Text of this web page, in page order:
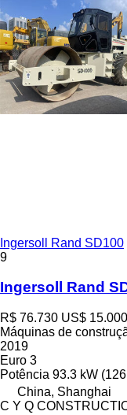
Ingersoll Rand SD100
9
Ingersoll Rand
R$ 76.730 US$ 15.000
Máquinas de
2019
Euro 3
Potência 93.3 kW
China, Shanghai
C Y Q